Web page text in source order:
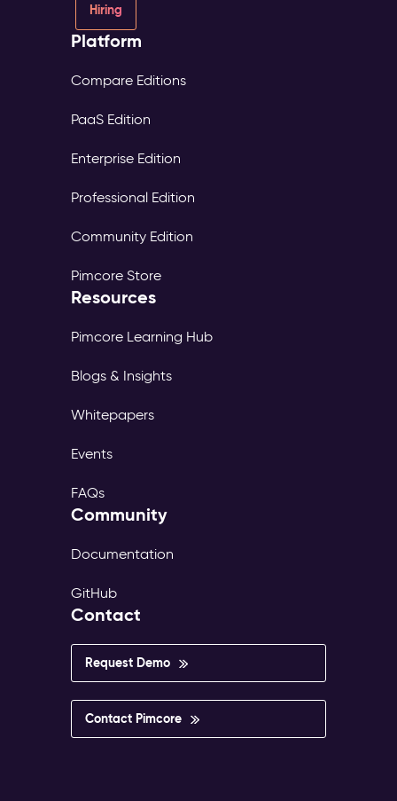
Hiring
Platform
Compare Editions
PaaS Edition
Enterprise Edition
Professional Edition
Community Edition
Pimcore Store
Resources
Pimcore Learning Hub
Blogs & Insights
Whitepapers
Events
FAQs
Community
Documentation
GitHub
Contact
Request Demo
Contact Pimcore